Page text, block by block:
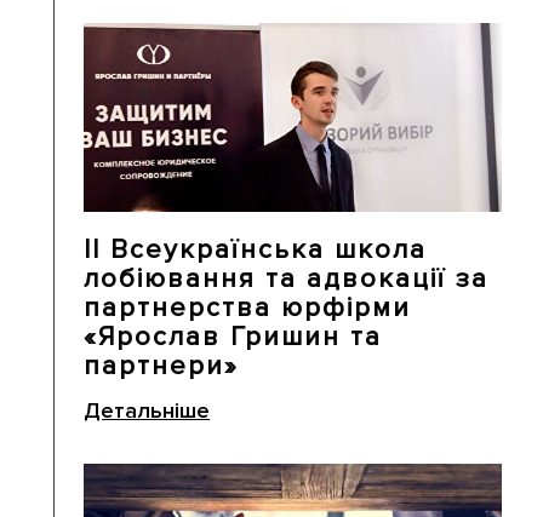
II Всеукраїнська школа
лобіювання та адвокації за
партнерства юрфірми
«Ярослав Гришин та
партнери»
Детальніше